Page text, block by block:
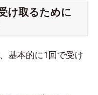
け取るために
基本的に1回で受け